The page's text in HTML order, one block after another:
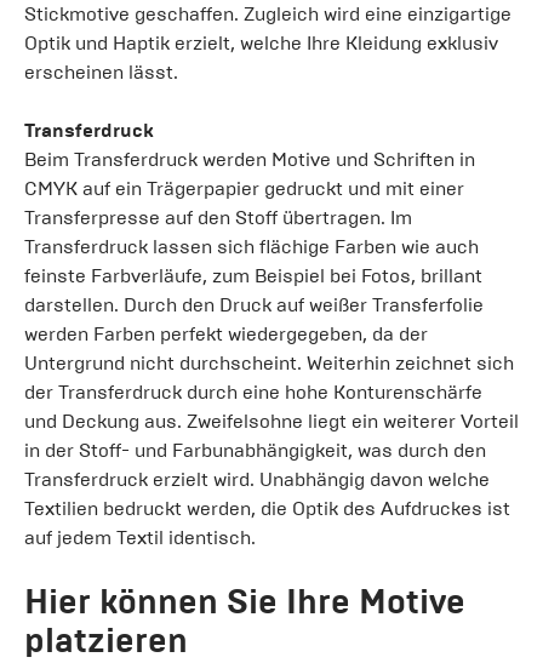
Stickmotive geschaffen. Zugleich wird eine einzigartige
Optik und Haptik erzielt, welche Ihre Kleidung exklusiv
erscheinen lässt.
Transferdruck
Beim Transferdruck werden Motive und Schriften in
CMYK auf ein Trägerpapier gedruckt und mit einer
Transferpresse auf den Stoff übertragen. Im
Transferdruck lassen sich flächige Farben wie auch
feinste Farbverläufe, zum Beispiel bei Fotos, brillant
darstellen. Durch den Druck auf weißer Transferfolie
werden Farben perfekt wiedergegeben, da der
Untergrund nicht durchscheint. Weiterhin zeichnet sich
der Transferdruck durch eine hohe Konturenschärfe
und Deckung aus. Zweifelsohne liegt ein weiterer Vorteil
in der Stoff- und Farbunabhängigkeit, was durch den
Transferdruck erzielt wird. Unabhängig davon welche
Textilien bedruckt werden, die Optik des Aufdruckes ist
auf jedem Textil identisch.
Hier können Sie Ihre Motive
platzieren